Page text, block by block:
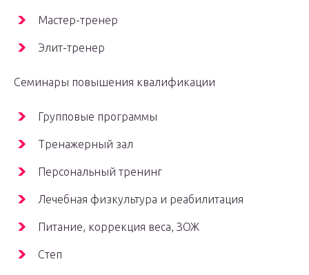
Мастер-тренер
Элит-тренер
Семинары повышения квалификации
Групповые программы
Тренажерный зал
Персональный тренинг
Лечебная физкультура и реабилитация
Питание, коррекция веса, ЗОЖ
Степ